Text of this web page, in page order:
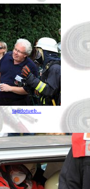
tagdotueb...